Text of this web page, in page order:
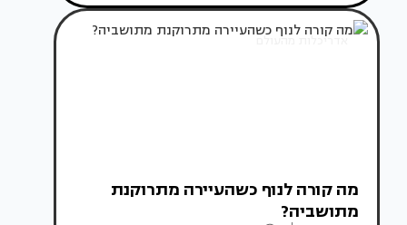
אדריכלות מהעולם
מה קורה לנוף כשהעיירה מתרוקנת
מתושביה?